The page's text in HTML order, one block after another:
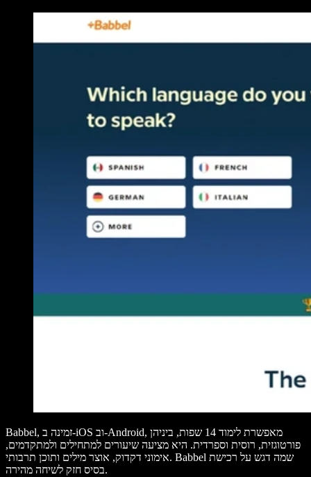
Babbel, זמינה ב-iOS וב-Android, מאפשרת לימוד 14 שפות, ביניהן
פורטוגזית, רוסית וספרדית. היא מציעה שיעורים למתחילים ולמתקדמים,
אימוני דקדוק, אוצר מילים ותוכן תרבותי. Babbel שמה דגש על רכישת
בסיס חזק לשיחה מהירה.